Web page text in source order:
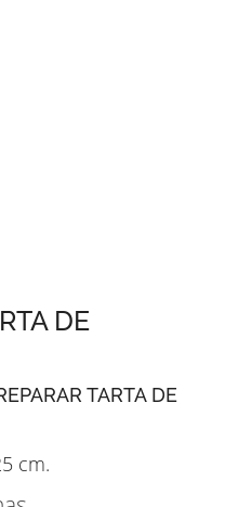
DE
TARTA DE
cm.